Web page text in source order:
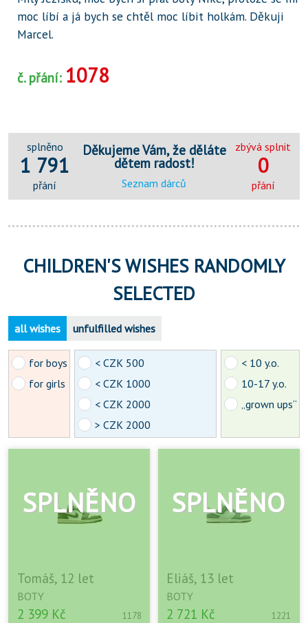
moc líbí a já bych se chtěl moc líbit holkám. Děkuji
Marcel.
č. přání: 1078
splněno
1 791
přání
Děkujeme Vám, že děláte
dětem radost!
Seznam dárců
zbývá splnit
0
přání
CHILDREN'S WISHES RANDOMLY
SELECTED
all wishes unfulfilled wishes
for boys
for girls
< CZK 500
< CZK 1000
< CZK 2000
> CZK 2000
< 10 y.o.
10-17 y.o.
„grown ups“
Tomáš, 12 let
BOTY
2 399 Kč 1178
Eliáš, 13 let
BOTY
2 721 Kč 1221